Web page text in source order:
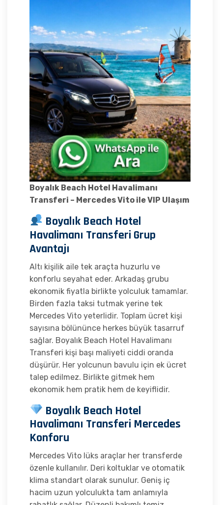
Boyalık Beach Hotel Havalimanı
Transferi – Mercedes Vito ile VIP Ulaşım
Boyalık Beach Hotel
Havalimanı Transferi Grup
Avantajı
Altı kişilik aile tek araçta huzurlu ve
konforlu seyahat eder. Arkadaş grubu
ekonomik fiyatla birlikte yolculuk tamamlar.
Birden fazla taksi tutmak yerine tek
Mercedes Vito yeterlidir. Toplam ücret kişi
sayısına bölününce herkes büyük tasarruf
sağlar. Boyalık Beach Hotel Havalimanı
Transferi kişi başı maliyeti ciddi oranda
düşürür. Her yolcunun bavulu için ek ücret
talep edilmez. Birlikte gitmek hem
ekonomik hem pratik hem de keyiflidir.
Boyalık Beach Hotel
Havalimanı Transferi Mercedes
Konforu
Mercedes Vito lüks araçlar her transferde
özenle kullanılır. Deri koltuklar ve otomatik
klima standart olarak sunulur. Geniş iç
hacim uzun yolculukta tam anlamıyla